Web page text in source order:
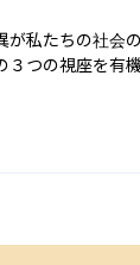
が私たちの社会
３つの視座を有